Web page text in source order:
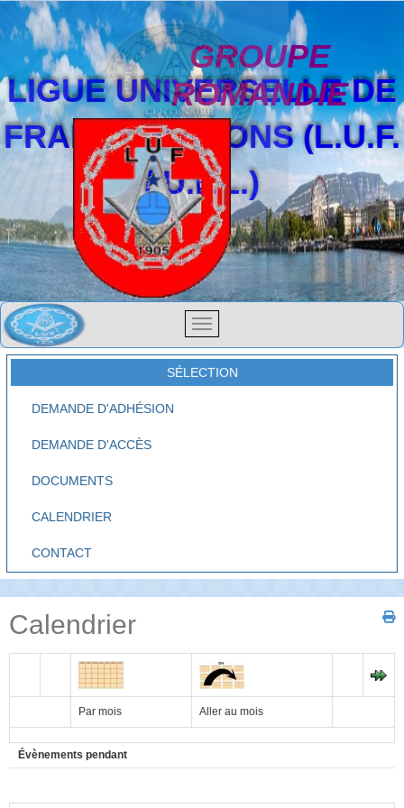
LIGUE UNIVERSELLE DE
FRANCS-MAÇONS (L.U.F.
/ U.F.L.)
GROUPE
ROMANDIE
SÉLECTION
DEMANDE D'ADHÉSION
DEMANDE D'ACCÈS
DOCUMENTS
CALENDRIER
CONTACT
Calendrier
Par mois Aller au mois
Évènements pendant